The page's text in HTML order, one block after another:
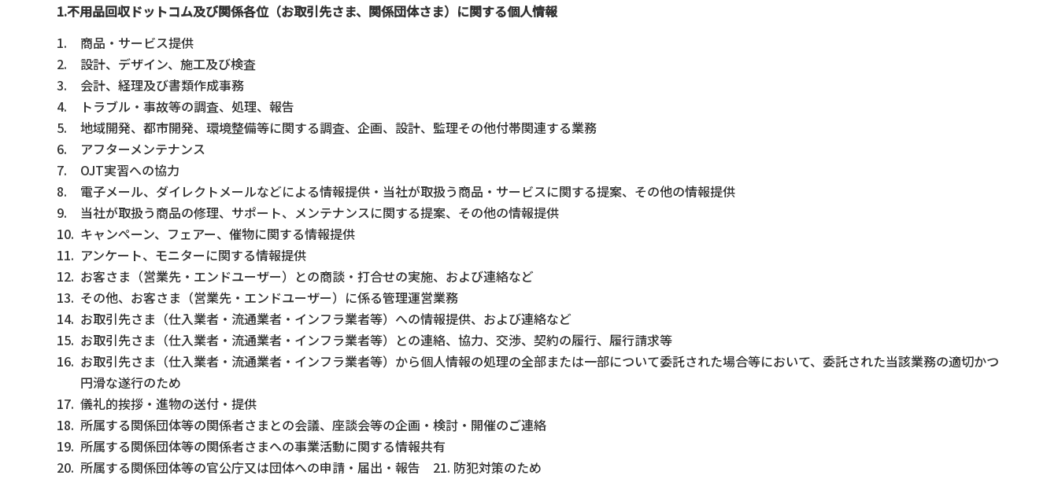
1.不用品回収ドットコム及び関係各位（お取引先さま、関係団体さま）に関する個人情報
商品・サービス提供
設計、デザイン、施工及び検査
会計、経理及び書類作成事務
トラブル・事故等の調査、処理、報告
地域開発、都市開発、環境整備等に関する調査、企画、設計、監理その他付帯関連する業務
アフターメンテナンス
OJT実習への協力
電子メール、ダイレクトメールなどによる情報提供・当社が取扱う商品・サービスに関する提案、その他の情報提供
当社が取扱う商品の修理、サポート、メンテナンスに関する提案、その他の情報提供
キャンペーン、フェアー、催物に関する情報提供
アンケート、モニターに関する情報提供
お客さま（営業先・エンドユーザー）との商談・打合せの実施、および連絡など
その他、お客さま（営業先・エンドユーザー）に係る管理運営業務
お取引先さま（仕入業者・流通業者・インフラ業者等）への情報提供、および連絡など
お取引先さま（仕入業者・流通業者・インフラ業者等）との連絡、協力、交渉、契約の履行、履行請求等
お取引先さま（仕入業者・流通業者・インフラ業者等）から個人情報の処理の全部または一部について委託された場合等において、委託された当該業務の適切かつ
円滑な遂行のため
儀礼的挨拶・進物の送付・提供
所属する関係団体等の関係者さまとの会議、座談会等の企画・検討・開催のご連絡
所属する関係団体等の関係者さまへの事業活動に関する情報共有
所属する関係団体等の官公庁又は団体への申請・届出・報告 21. 防犯対策のため